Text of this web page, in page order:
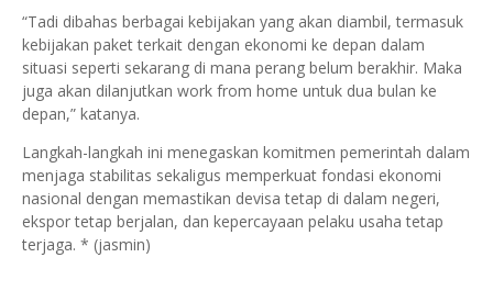
“Tadi dibahas berbagai kebijakan yang akan diambil, termasuk
kebijakan paket terkait dengan ekonomi ke depan dalam
situasi seperti sekarang di mana perang belum berakhir. Maka
juga akan dilanjutkan work from home untuk dua bulan ke
depan,” katanya.
Langkah-langkah ini menegaskan komitmen pemerintah dalam
menjaga stabilitas sekaligus memperkuat fondasi ekonomi
nasional dengan memastikan devisa tetap di dalam negeri,
ekspor tetap berjalan, dan kepercayaan pelaku usaha tetap
terjaga. * (jasmin)